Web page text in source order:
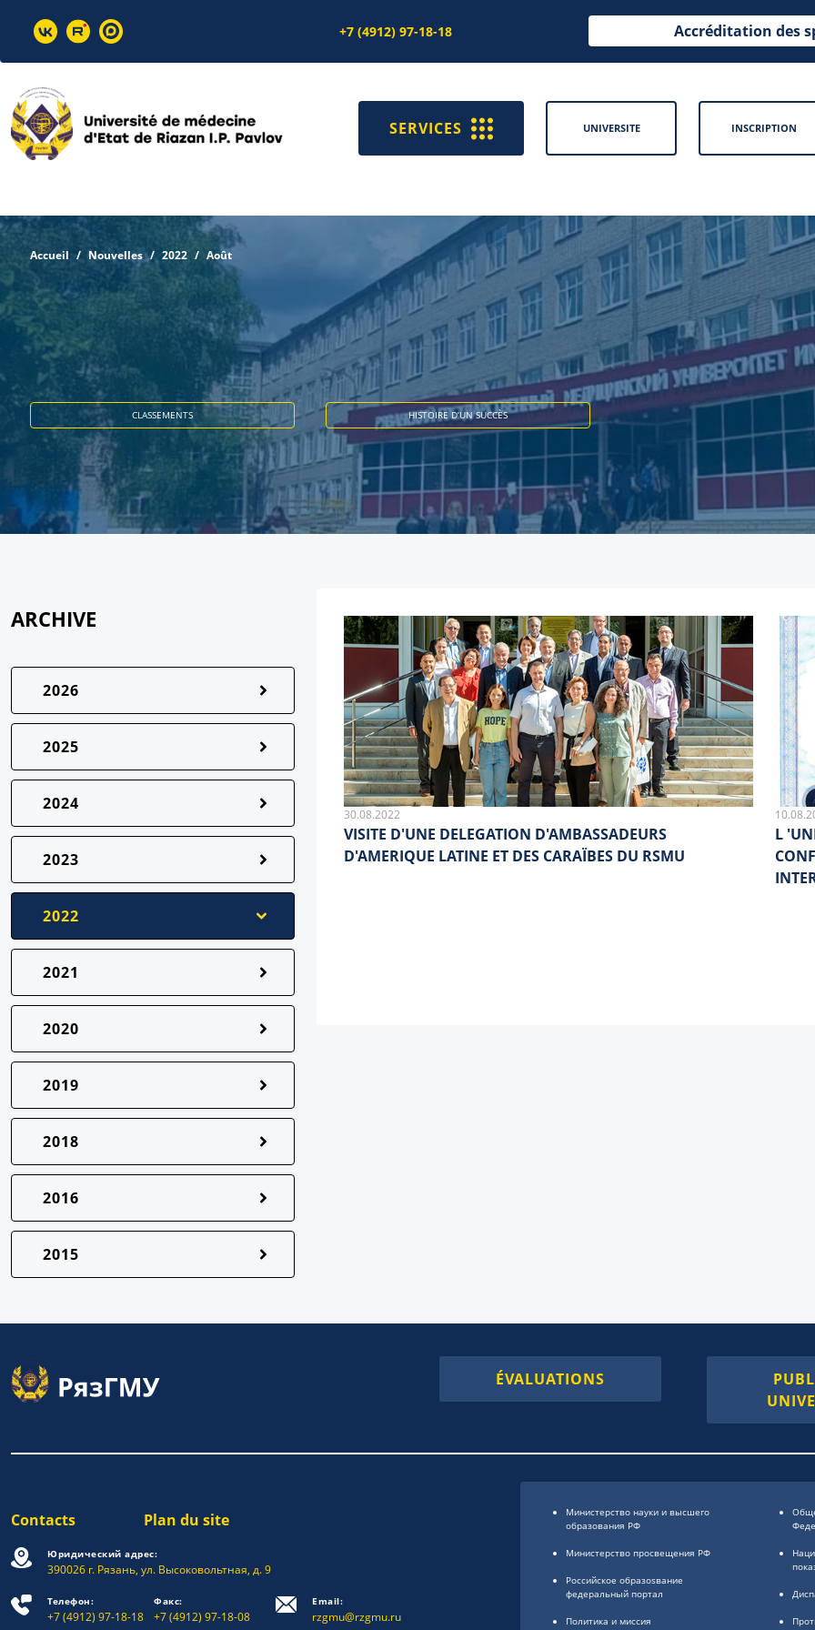
+7 (4912) 97-18-18 Accréditation des
SERVICES UNIVERSITE INSCRIPTION
Accueil Nouvelles 2022 Août
CLASSEMENTS HISTOIRE D’UN SUCCÈS
ARCHIVE
2026
2025
2024
2023
2022
2021
2020
2019
2018
2016
2015
30.08.2022
VISITE D'UNE DELEGATION D'AMBASSADEURS
D'AMERIQUE LATINE ET DES CARAÏBES DU RSMU
L
ÉVALUATIONS
Contacts Plan du site
Юридический адрес:
390026 г. Рязань, ул. Высоковольтная, д. 9
Телефон:
+7 (4912) 97-18-18
Факс:
+7 (4912) 97-18-08
Email:
rzgmu@rzgmu.ru
Министерство науки и высшего
образования РФ
Министерство просвещения РФ
Российское образоsвание
федеральный портал
Политика и миссия